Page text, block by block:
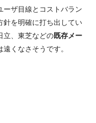
ーザ目線とコストバラン
針を明確に打ち出してい
立、東芝などの既存メー
くなさそうです。